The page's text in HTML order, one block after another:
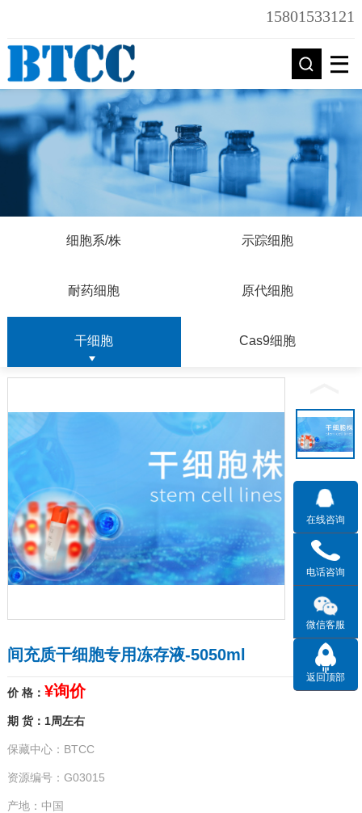
15801533121
细胞系/株 示踪细胞
耐药细胞 原代细胞
干细胞 Cas9细胞
间充质干细胞专用冻存液-5050ml
价 格： ¥询价
期 货：1周左右
保藏中心：BTCC
资源编号：G03015
产地：中国
在线咨询
电话咨询
微信客服
返回顶部